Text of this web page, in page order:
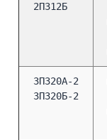
2П312Б
3П320А-2
3П320Б-2